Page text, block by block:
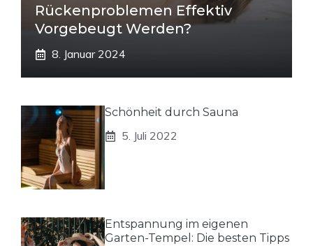
Rückenproblemen Effektiv
Vorgebeugt Werden?
8. Januar 2024
Schönheit durch Sauna
5. Juli 2022
Entspannung im eigenen
Garten-Tempel: Die besten Tipps